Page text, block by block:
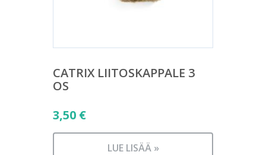
CATRIX LIITOSKAPPALE 3
OS
3,50 €
LUE LISÄÄ »